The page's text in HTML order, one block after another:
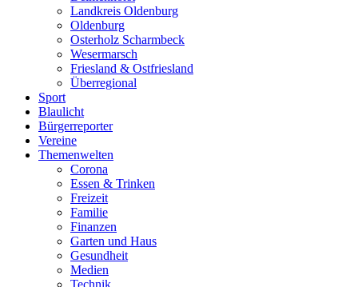
Landkreis Oldenburg
Oldenburg
Osterholz Scharmbeck
Wesermarsch
Friesland & Ostfriesland
Überregional
Sport
Blaulicht
Bürgerreporter
Vereine
Themenwelten
Corona
Essen & Trinken
Freizeit
Familie
Finanzen
Garten und Haus
Gesundheit
Medien
Technik